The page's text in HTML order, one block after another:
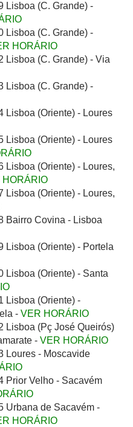
Lisboa (C. Grande) -
Lisboa (C. Grande) -
HORÁRIO
Lisboa (C. Grande) - Via
Lisboa (C. Grande) -
Lisboa (Oriente) - Loures
Lisboa (Oriente) - Loures
Lisboa (Oriente) - Loures,
HORÁRIO
Lisboa (Oriente) - Loures,
Bairro Covina - Lisboa
Lisboa (Oriente) - Portela
Lisboa (Oriente) - Santa
Lisboa (Oriente) -
- VER HORÁRIO
Lisboa (Pç José Queirós)
- VER HORÁRIO
Loures - Moscavide
Prior Velho - Sacavém
Urbana de Sacavém -
HORÁRIO